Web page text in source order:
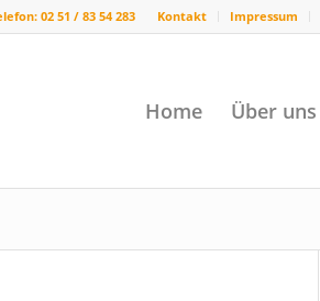
Kontakt Impressum
02 51 / 83 54 283
Home Über uns